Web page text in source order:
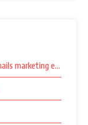
marketing et vous